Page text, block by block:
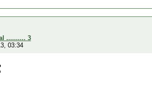
.......... 3
03:34